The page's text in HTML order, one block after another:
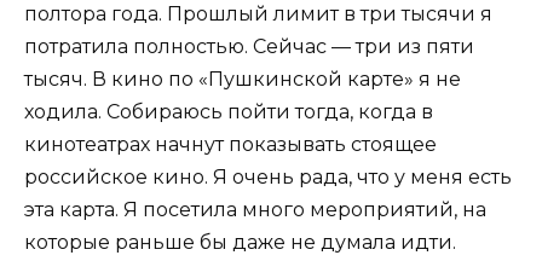
полтора года. Прошлый лимит в три тысячи я
потратила полностью. Сейчас — три из пяти
тысяч. В кино по «Пушкинской карте» я не
ходила. Собираюсь пойти тогда, когда в
кинотеатрах начнут показывать стоящее
российское кино. Я очень рада, что у меня есть
эта карта. Я посетила много мероприятий, на
которые раньше бы даже не думала идти.